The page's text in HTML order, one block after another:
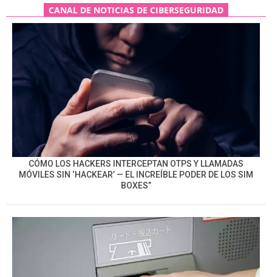
CANAL DE NOTICIAS DE CIBERSEGURIDAD
CÓMO LOS HACKERS INTERCEPTAN OTPS Y LLAMADAS
MÓVILES SIN ‘HACKEAR’ — EL INCREÍBLE PODER DE LOS SIM
BOXES”